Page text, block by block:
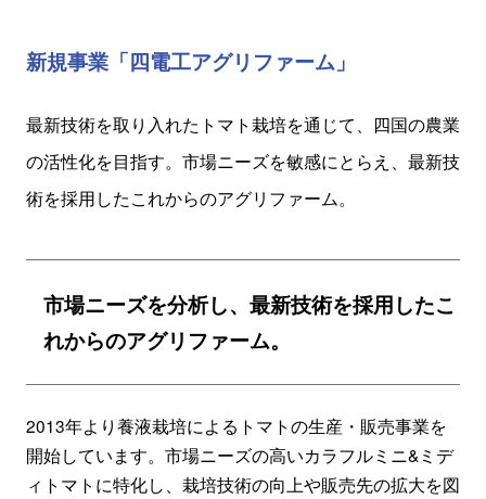
新規事業「四電工アグリファーム」
最新技術を取り入れたトマト栽培を通じて、四国の農業
の活性化を目指す。 市場ニーズを敏感にとらえ、最新技
術を採用したこれからのアグリファーム。
市場ニーズを分析し、最新技術を採用したこ
れからのアグリファーム。
2013年より養液栽培によるトマトの生産・販売事業を
開始しています。市場ニーズの高いカラフルミニ&ミデ
ィトマトに特化し、栽培技術の向上や販売先の拡大を図